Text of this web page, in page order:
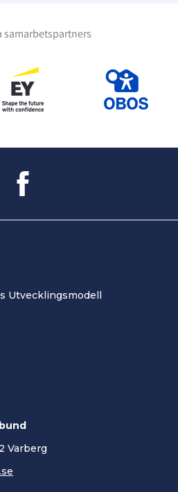
samarbetspartners
Utvecklingsmodell
Varberg